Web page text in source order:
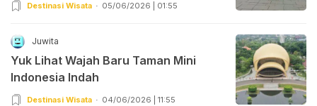
Destinasi Wisata 05/06/2026 | 01:55
Juwita
Yuk Lihat Wajah Baru Taman Mini
Indonesia Indah
Destinasi Wisata 04/06/2026 | 11:55